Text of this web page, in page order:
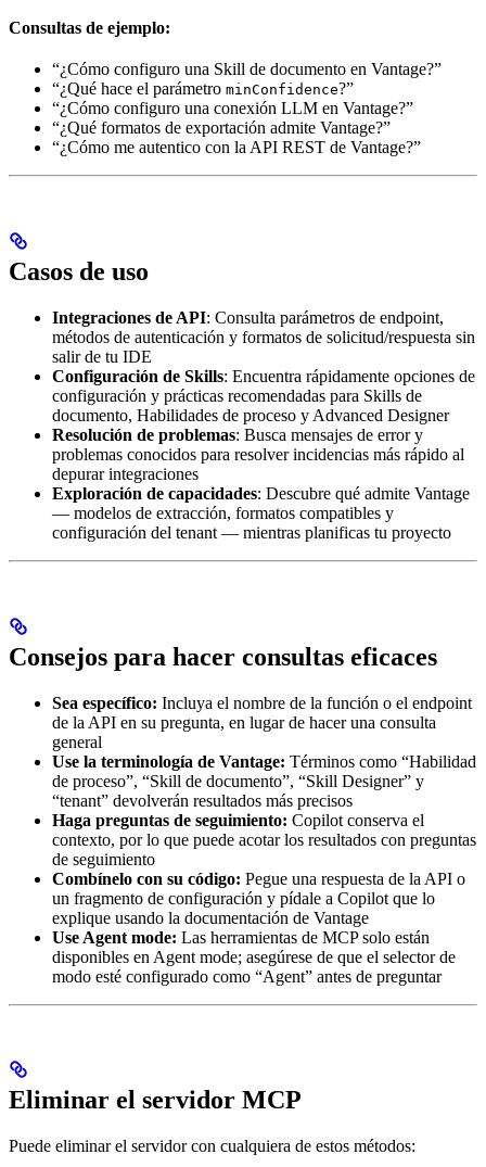
Consultas de ejemplo:
“¿Cómo configuro una Skill de documento en Vantage?”
“¿Qué hace el parámetro minConfidence?”
“¿Cómo configuro una conexión LLM en Vantage?”
“¿Qué formatos de exportación admite Vantage?”
“¿Cómo me autentico con la API REST de Vantage?”
Casos de uso
Integraciones de API: Consulta parámetros de endpoint,
métodos de autenticación y formatos de solicitud/respuesta sin
salir de tu IDE
Configuración de Skills: Encuentra rápidamente opciones de
configuración y prácticas recomendadas para Skills de
documento, Habilidades de proceso y Advanced Designer
Resolución de problemas: Busca mensajes de error y
problemas conocidos para resolver incidencias más rápido al
depurar integraciones
Exploración de capacidades: Descubre qué admite Vantage
— modelos de extracción, formatos compatibles y
configuración del tenant — mientras planificas tu proyecto
Consejos para hacer consultas eficaces
Sea específico: Incluya el nombre de la función o el endpoint
de la API en su pregunta, en lugar de hacer una consulta
general
Use la terminología de Vantage: Términos como “Habilidad
de proceso”, “Skill de documento”, “Skill Designer” y
“tenant” devolverán resultados más precisos
Haga preguntas de seguimiento: Copilot conserva el
contexto, por lo que puede acotar los resultados con preguntas
de seguimiento
Combínelo con su código: Pegue una respuesta de la API o
un fragmento de configuración y pídale a Copilot que lo
explique usando la documentación de Vantage
Use Agent mode: Las herramientas de MCP solo están
disponibles en Agent mode; asegúrese de que el selector de
modo esté configurado como “Agent” antes de preguntar
Eliminar el servidor MCP
Puede eliminar el servidor con cualquiera de estos métodos: